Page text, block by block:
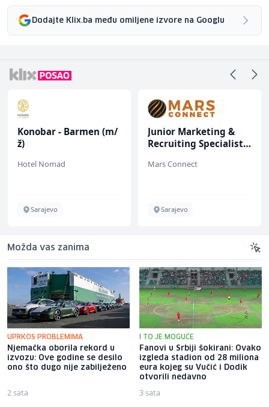
Dodajte Klix.ba među omiljene izvore na Googlu
Konobar - Barmen (m/
ž)
Hotel Nomad
Sarajevo
Junior Marketing &
Recruiting Specialist
Mars Connect
Sarajevo
Možda vas zanima
UPRKOS PROBLEMIMA
Njemačka oborila rekord u
izvozu: Ove godine se desilo
ono što dugo nije zabilježeno
2 sata
I TO JE MOGUĆE
Fanovi u Srbiji šokirani: Ovako
izgleda stadion od 28 miliona
eura kojeg su Vučić i Dodik
otvorili nedavno
3 sata